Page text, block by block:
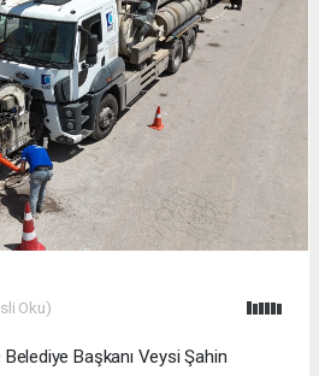
Oku)
Başkanı Veysi Şahin